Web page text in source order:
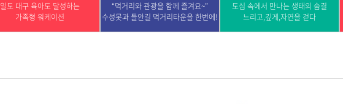
일도 대구 육아도 달성하는
가족형 워케이션
“먹거리와 관광을 함께 즐겨요~”
수성못과 들안길 먹거리타운을 한번에!
도심 속에서 만나는 생태의 숨결
느리고,깊게,자연을 걷다